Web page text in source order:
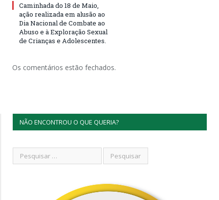
Caminhada do 18 de Maio,
ação realizada em alusão ao
Dia Nacional de Combate ao
Abuso e à Exploração Sexual
de Crianças e Adolescentes.
Os comentários estão fechados.
NÃO ENCONTROU O QUE QUERIA?